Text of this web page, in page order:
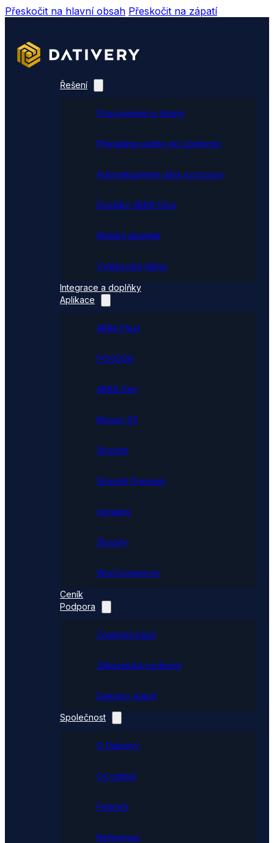
Přeskočit na hlavní obsah Přeskočit na zápatí
Řešení
Propojujeme e-shopy
Přenášíme platby do účetnictví
Automatizujeme data a procesy
Doplňky ABRA Flexi
Mobilní skladník
Vytěžování faktur
Integrace a doplňky
Aplikace
ABRA Flexi
POHODA
ABRA Gen
Money S3
Shoptet
Shoptet Premium
Upgates
Shopify
WooCommerce
Ceník
Podpora
Znalostní báze
Zákaznická podpora
Dativery Agent
Společnost
O Dativery
Co umíme
Partneři
Reference